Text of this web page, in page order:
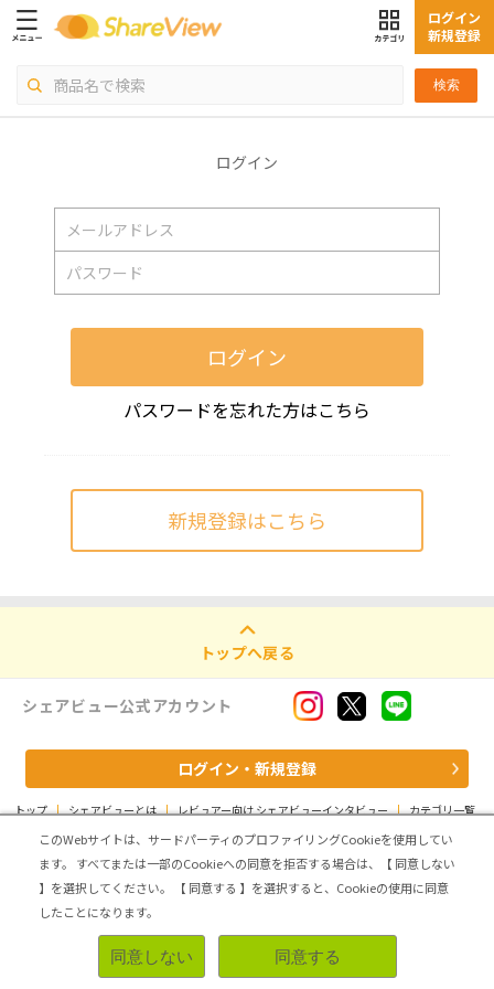
検索
ログイン
新規登録
ログイン
ログイン
パスワードを忘れた方はこちら
新規登録はこちら
トップへ戻る
シェアビュー公式アカウント
ログイン・新規登録
トップ | シェアビューとは | レビュアー向け シェアビューインタビュー | カテゴリ一覧
運営会社 | 個人情報の取扱いについて | 利用規約 サイトマップ
Copyright (C) ASMARQ Co.,Ltd. All Rights Reserved.
このWebサイトは、サードパーティのプロファイリングCookieを使用してい
ます。
すべてまたは一部のCookieへの同意を拒否する場合は、【 同意しない
】を選択してください。
【 同意する 】を選択すると、Cookieの使用に同意
したことになります。
同意しない 同意する